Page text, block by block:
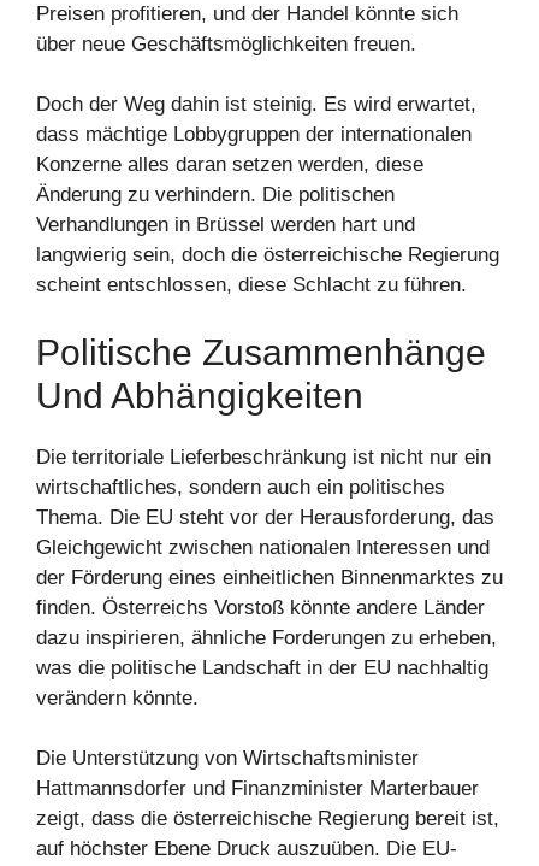
Preisen profitieren, und der Handel könnte sich
über neue Geschäftsmöglichkeiten freuen.
Doch der Weg dahin ist steinig. Es wird erwartet,
dass mächtige Lobbygruppen der internationalen
Konzerne alles daran setzen werden, diese
Änderung zu verhindern. Die politischen
Verhandlungen in Brüssel werden hart und
langwierig sein, doch die österreichische Regierung
scheint entschlossen, diese Schlacht zu führen.
Politische Zusammenhänge
Und Abhängigkeiten
Die territoriale Lieferbeschränkung ist nicht nur ein
wirtschaftliches, sondern auch ein politisches
Thema. Die EU steht vor der Herausforderung, das
Gleichgewicht zwischen nationalen Interessen und
der Förderung eines einheitlichen Binnenmarktes zu
finden. Österreichs Vorstoß könnte andere Länder
dazu inspirieren, ähnliche Forderungen zu erheben,
was die politische Landschaft in der EU nachhaltig
verändern könnte.
Die Unterstützung von Wirtschaftsminister
Hattmannsdorfer und Finanzminister Marterbauer
zeigt, dass die österreichische Regierung bereit ist,
auf höchster Ebene Druck auszuüben. Die EU-